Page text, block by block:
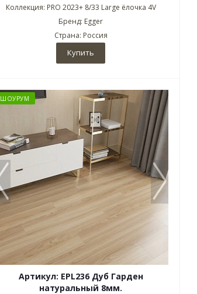
Коллекция: PRO 2023+ 8/33 Large ёлочка 4V
Бренд: Egger
Страна: Россия
Купить
ШОУРУМ
Артикул: EPL236 Дуб Гарден
натуральный 8мм.